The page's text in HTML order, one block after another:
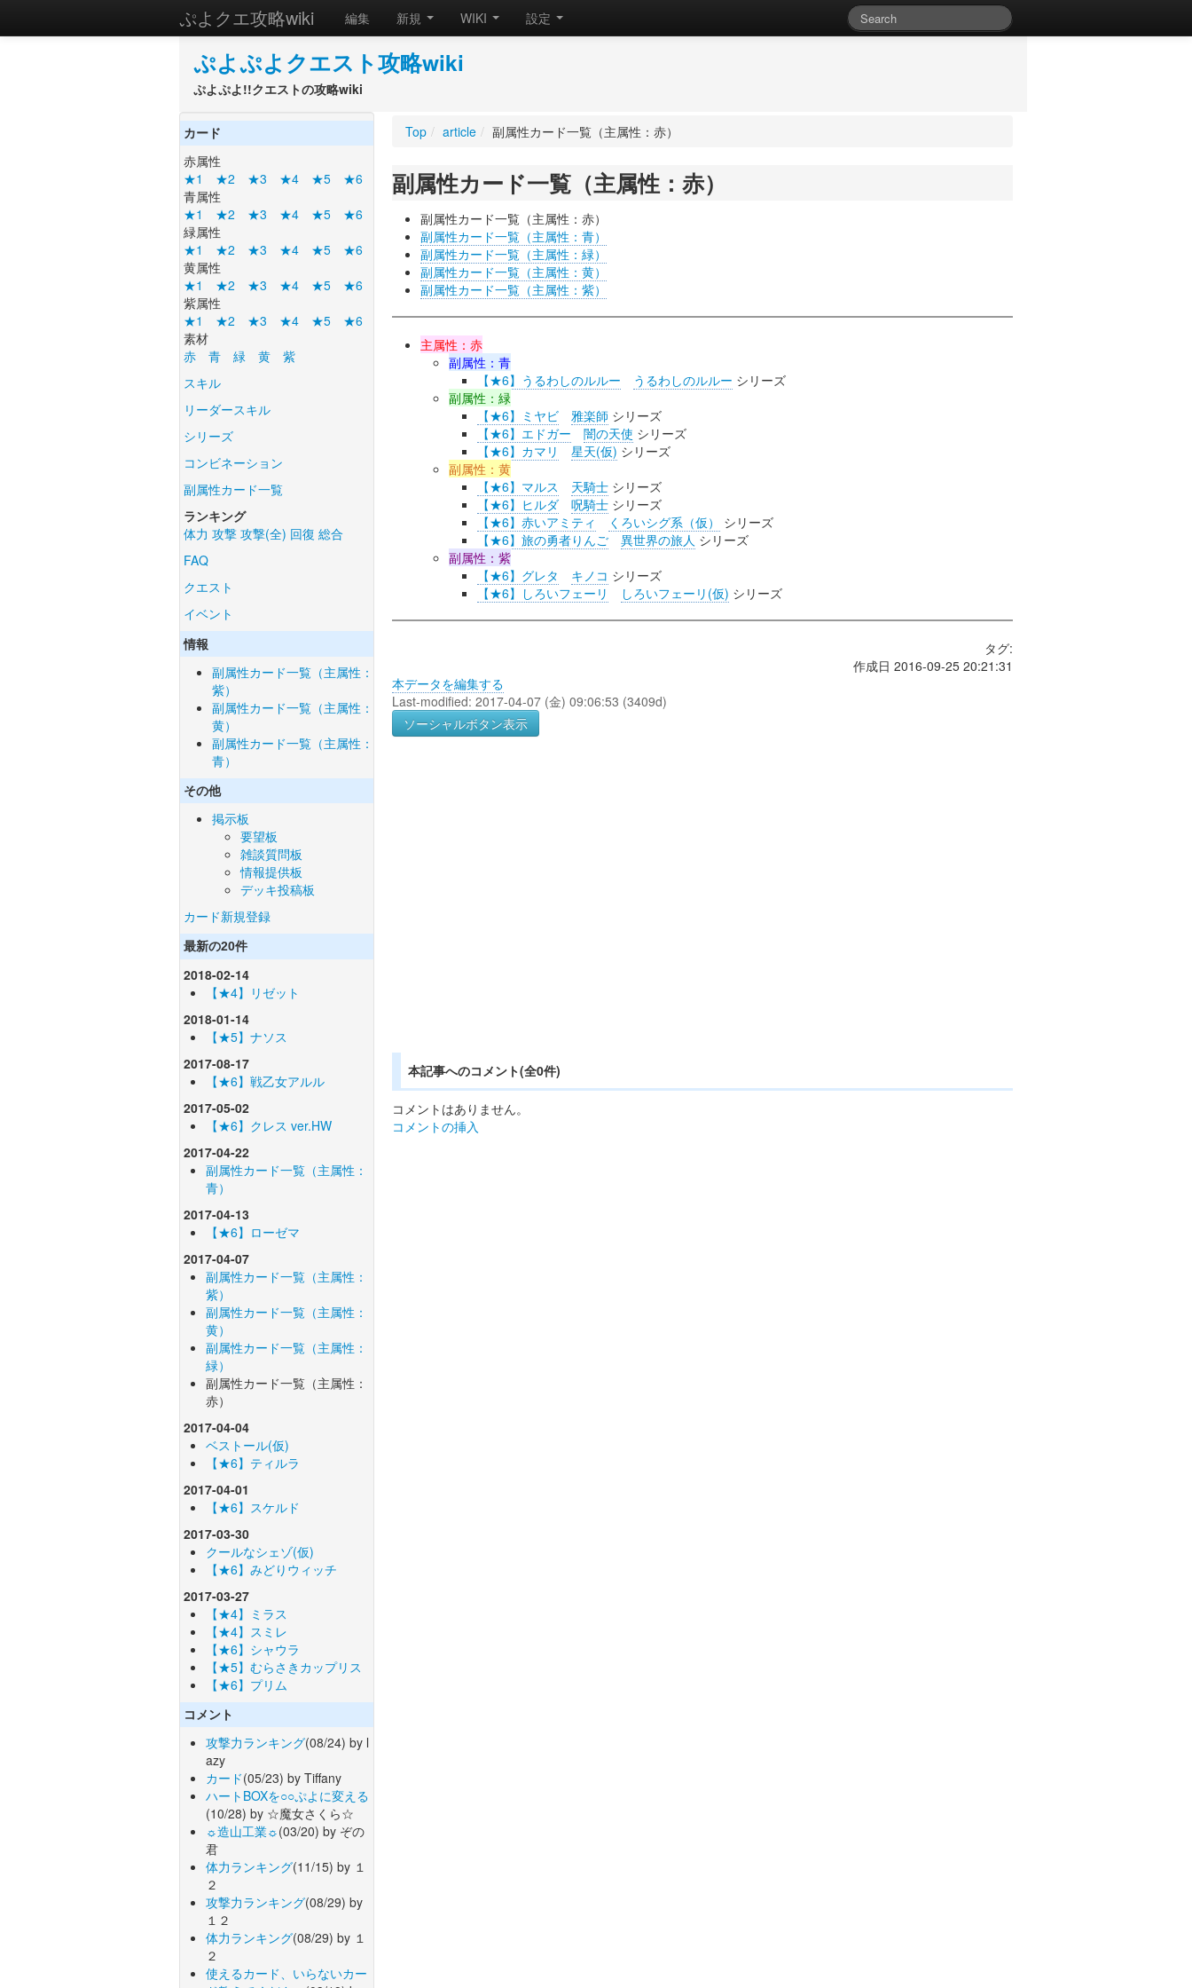
ぷよクエ攻略wiki 編集 新規 WIKI 設定
ぷよぷよクエスト攻略wiki
ぷよぷよ!!クエストの攻略wiki
カード
赤属性
★1
★2 ★3 ★4 ★5
★6
青属性
★1
★2 ★3 ★4 ★5
★6
緑属性
★1
★2 ★3 ★4 ★5
★6
黄属性
★1
★2 ★3 ★4 ★5
★6
紫属性
★1
★2 ★3 ★4 ★5
★6
素材
赤
青 緑 黄
紫
スキル
リーダースキル
シリーズ
コンビネーション
副属性カード一覧
ランキング
体力 攻撃 攻撃(全) 回復 総合
FAQ
クエスト
イベント
情報
副属性カード一覧（主属性：
紫）
副属性カード一覧（主属性：
黄）
副属性カード一覧（主属性：
青）
その他
掲示板
要望板
雑談質問板
情報提供板
デッキ投稿板
カード新規登録
最新の20件
2018-02-14
【★4】リゼット
2018-01-14
【★5】ナソス
2017-08-17
【★6】戦乙女アルル
2017-05-02
【★6】クレス ver.HW
2017-04-22
副属性カード一覧（主属性：
青）
2017-04-13
【★6】ローゼマ
2017-04-07
副属性カード一覧（主属性：
紫）
副属性カード一覧（主属性：
黄）
副属性カード一覧（主属性：
緑）
副属性カード一覧（主属性：
赤）
2017-04-04
ベストール(仮)
【★6】ティルラ
2017-04-01
【★6】スケルド
2017-03-30
クールなシェゾ(仮)
【★6】みどりウィッチ
2017-03-27
【★4】ミラス
【★4】スミレ
【★6】シャウラ
【★5】むらさきカップリス
【★6】プリム
コメント
攻撃力ランキング(08/24) by l
azy
カード(05/23) by Tiffany
ハートBOXを○○ぷよに変える
(10/28) by ☆魔女さくら☆
☼造山工業☼(03/20) by ぞの
君
体力ランキング(11/15) by １
２
攻撃力ランキング(08/29) by
１２
体力ランキング(08/29) by １
２
使えるカード、いらないカー
Top / article / 副属性カード一覧（主属性：赤）
副属性カード一覧（主属性：赤）
副属性カード一覧（主属性：赤）
副属性カード一覧（主属性：青）
副属性カード一覧（主属性：緑）
副属性カード一覧（主属性：黄）
副属性カード一覧（主属性：紫）
主属性：赤
副属性：青
【★6】うるわしのルルー
うるわしのルルー シリーズ
副属性：緑
【★6】ミヤビ
雅楽師 シリーズ
【★6】エドガー
闇の天使 シリーズ
【★6】カマリ
星天(仮) シリーズ
副属性：黄
【★6】マルス
天騎士 シリーズ
【★6】ヒルダ
呪騎士 シリーズ
【★6】赤いアミティ
くろいシグ系（仮）
シリーズ
【★6】旅の勇者りんご
異世界の旅人 シリーズ
副属性：紫
【★6】グレタ
キノコ シリーズ
【★6】しろいフェーリ
しろいフェーリ(仮) シリーズ
タグ:
作成日 2016-09-25 20:21:31
本データを編集する
Last-modified: 2017-04-07 (金) 09:06:53 (3409d)
ソーシャルボタン表示
本記事へのコメント(全0件)
コメントはありません。
コメントの挿入